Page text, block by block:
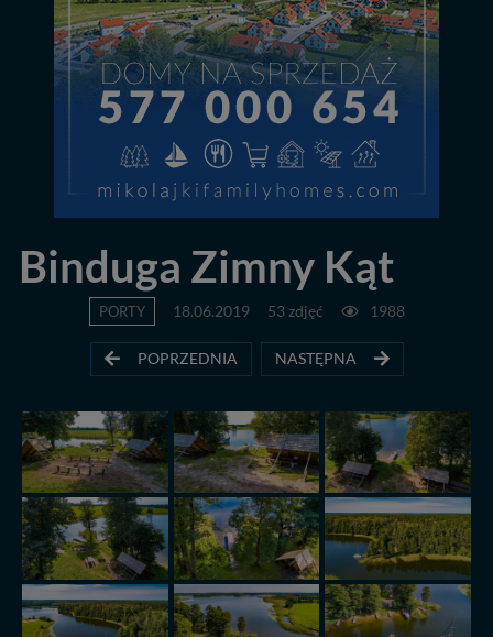
Binduga Zimny Kąt
PORTY 18.06.2019 53 zdjęć 1988
POPRZEDNIA NASTĘPNA